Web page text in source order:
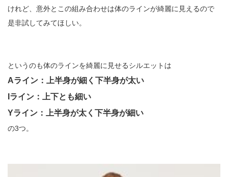
けれど、意外とこの組み合わせは体のラインが綺麗に見えるので
是非試してみてほしい。
というのも体のラインを綺麗に見せるシルエットは
Aライン：上半身が細く下半身が太い
Iライン：上下とも細い
Yライン：上半身が太く下半身が細い
の3つ。